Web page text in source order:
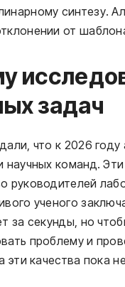
синтезу.
от
задач
что к 2026
научных команд.
руководителей
ученого
за секунды, но
проблему и
эти качества пока